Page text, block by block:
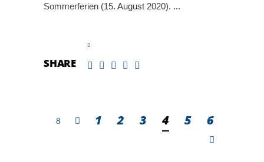
Sommerferien (15. August 2020).
SHARE
1 2 3 4 5 6